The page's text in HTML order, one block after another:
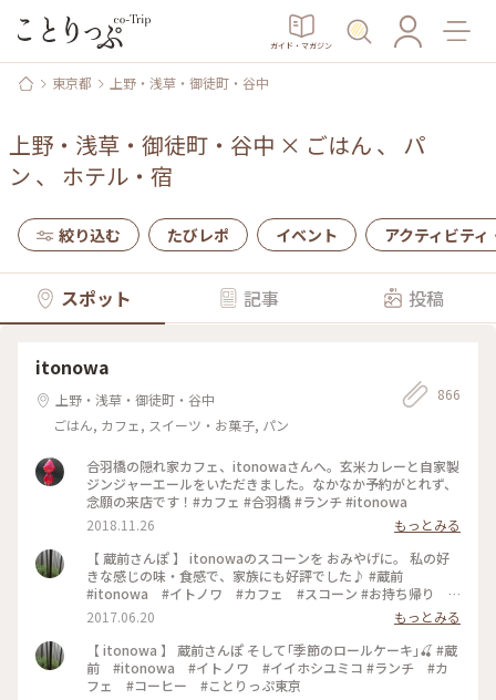
ガイド・マガジン
東京都 上野・浅草・御徒町・谷中
上野・浅草・御徒町・谷中 × ごはん 、 パ
ン 、 ホテル・宿
絞り込む たびレポ イベント アクティビティ
スポット 記事 投稿
itonowa
上野・浅草・御徒町・谷中
ごはん, カフェ, スイーツ・お菓子, パン
866
合羽橋の隠れ家カフェ、itonowaさんへ。玄米カレーと自家製
ジンジャーエールをいただきました。なかなか予約がとれず、
念願の来店です！#カフェ #合羽橋 #ランチ #itonowa
2018.11.26
もっとみる
【 蔵前さんぽ 】 itonowaのスコーンを おみやげに。 私の好
きな感じの味・食感で、家族にも好評でした♪ #蔵前
#itonowa #イトノワ #カフェ #スコーン #お持ち帰り #
おみやげ
2017.06.20
もっとみる
【 itonowa 】 蔵前さんぽ そして｢季節のロールケーキ｣🍒 #蔵
前 #itonowa #イトノワ #イイホシユミコ #ランチ #カ
フェ #コーヒー #ことりっぷ東京